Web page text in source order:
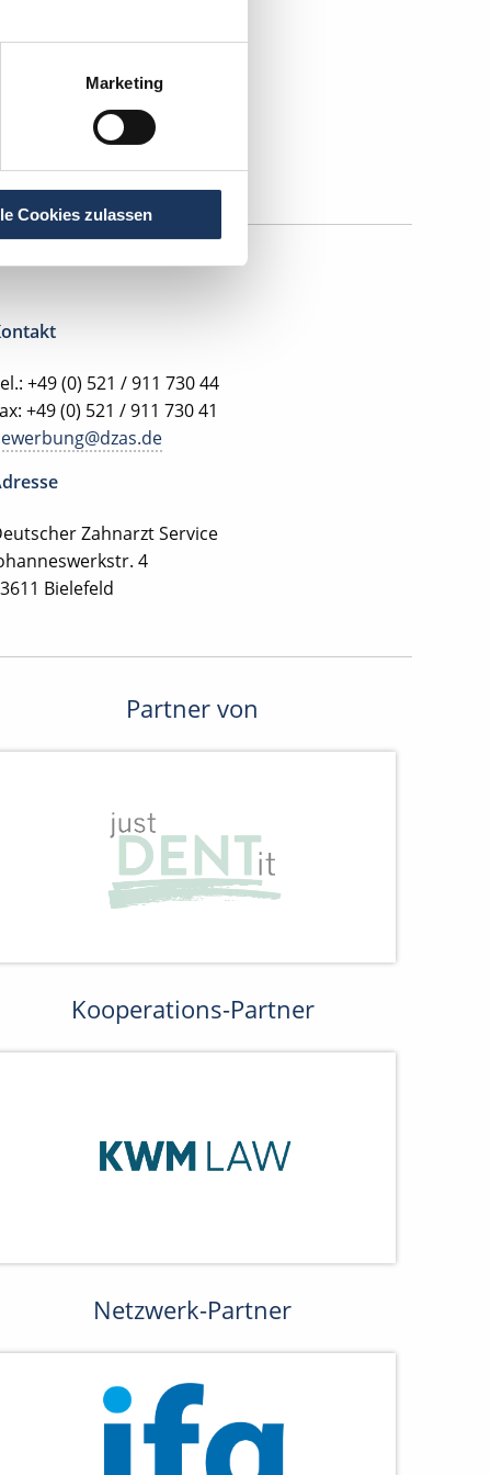
Marketing
Cookies zulassen
+49 (0) 521 / 911 730 44
+49 (0) 521 / 911 730 41
Zahnarzt Service
4
Bielefeld
Partner von
Kooperations-Partner
Netzwerk-Partner